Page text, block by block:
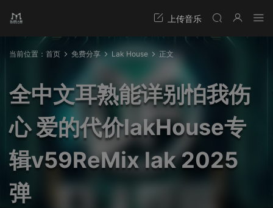
当前位置： 首页 免费分享 Lak House 正文
全中文耳熟能详别怕我伤
心 爱的代价lakHouse专
辑v59ReMix lak 2025
弹